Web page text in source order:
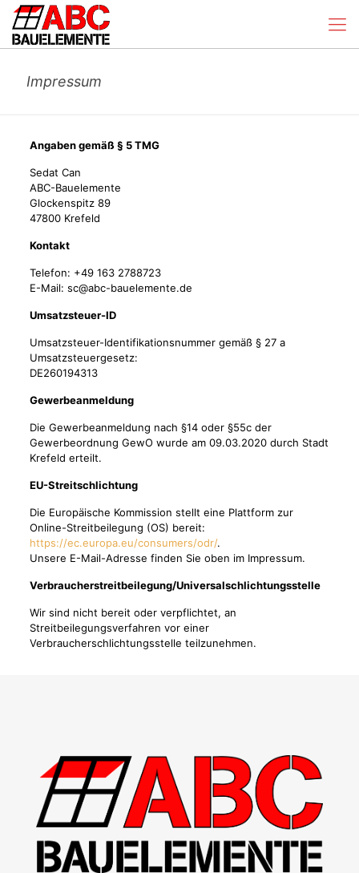
Impressum
Angaben gemäß § 5 TMG
Sedat Can
ABC-Bauelemente
Glockenspitz 89
47800 Krefeld
Kontakt
Telefon: +49 163 2788723
E-Mail: sc@abc-bauelemente.de
Umsatzsteuer-ID
Umsatzsteuer-Identifikationsnummer gemäß § 27 a
Umsatzsteuergesetz:
DE260194313
Gewerbeanmeldung
Die Gewerbeanmeldung nach §14 oder §55c der
Gewerbeordnung GewO wurde am 09.03.2020 durch Stadt
Krefeld erteilt.
EU-Streitschlichtung
Die Europäische Kommission stellt eine Plattform zur
Online-Streitbeilegung (OS) bereit:
https://ec.europa.eu/consumers/odr/.
Unsere E-Mail-Adresse finden Sie oben im Impressum.
Verbraucher­streit­beilegung/Universal­schlichtungs­stelle
Wir sind nicht bereit oder verpflichtet, an
Streitbeilegungsverfahren vor einer
Verbraucherschlichtungsstelle teilzunehmen.